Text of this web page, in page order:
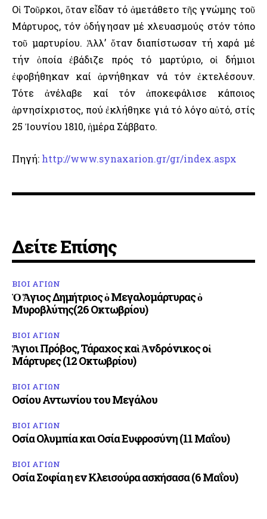
Οἱ Τοῦρκοι, ὅταν εἶδαν τό ἀμετάθετο τῆς γνώμης τοῦ
Μάρτυρος, τόν ὁδήγησαν μέ χλευασμούς στόν τόπο
τοῦ μαρτυρίου. Ἀλλ’ ὅταν διαπίστωσαν τή χαρά μέ
τήν ὁποία ἐβάδιζε πρός τό μαρτύριο, οἱ δήμιοι
ἐφοβήθηκαν καί ἀρνήθηκαν νά τόν ἐκτελέσουν.
Τότε ἀνέλαβε καί τόν ἀποκεφάλισε κάποιος
ἀρνησίχριστος, πού ἐκλήθηκε γιά τό λόγο αὐτό, στίς
25 Ἰουνίου 1810, ἡμέρα Σάββατο.
Πηγή: http://www.synaxarion.gr/gr/index.aspx
Δείτε Επίσης
ΒΙΟΙ ΑΓΙΩΝ
Ὁ Ἅγιος Δημήτριος ὁ Μεγαλομάρτυρας ὁ
Μυροβλύτης(26 Οκτωβρίου)
ΒΙΟΙ ΑΓΙΩΝ
Ἅγιοι Πρόβος, Τάραχος καὶ Ἀνδρόνικος οἱ
Μάρτυρες (12 Οκτωβρίου)
ΒΙΟΙ ΑΓΙΩΝ
Οσίου Αντωνίου του Μεγάλου
ΒΙΟΙ ΑΓΙΩΝ
Οσία Ολυμπία και Οσία Ευφροσύνη (11 Μαΐου)
ΒΙΟΙ ΑΓΙΩΝ
Οσία Σοφία η εν Κλεισούρα ασκήσασα (6 Μαΐου)